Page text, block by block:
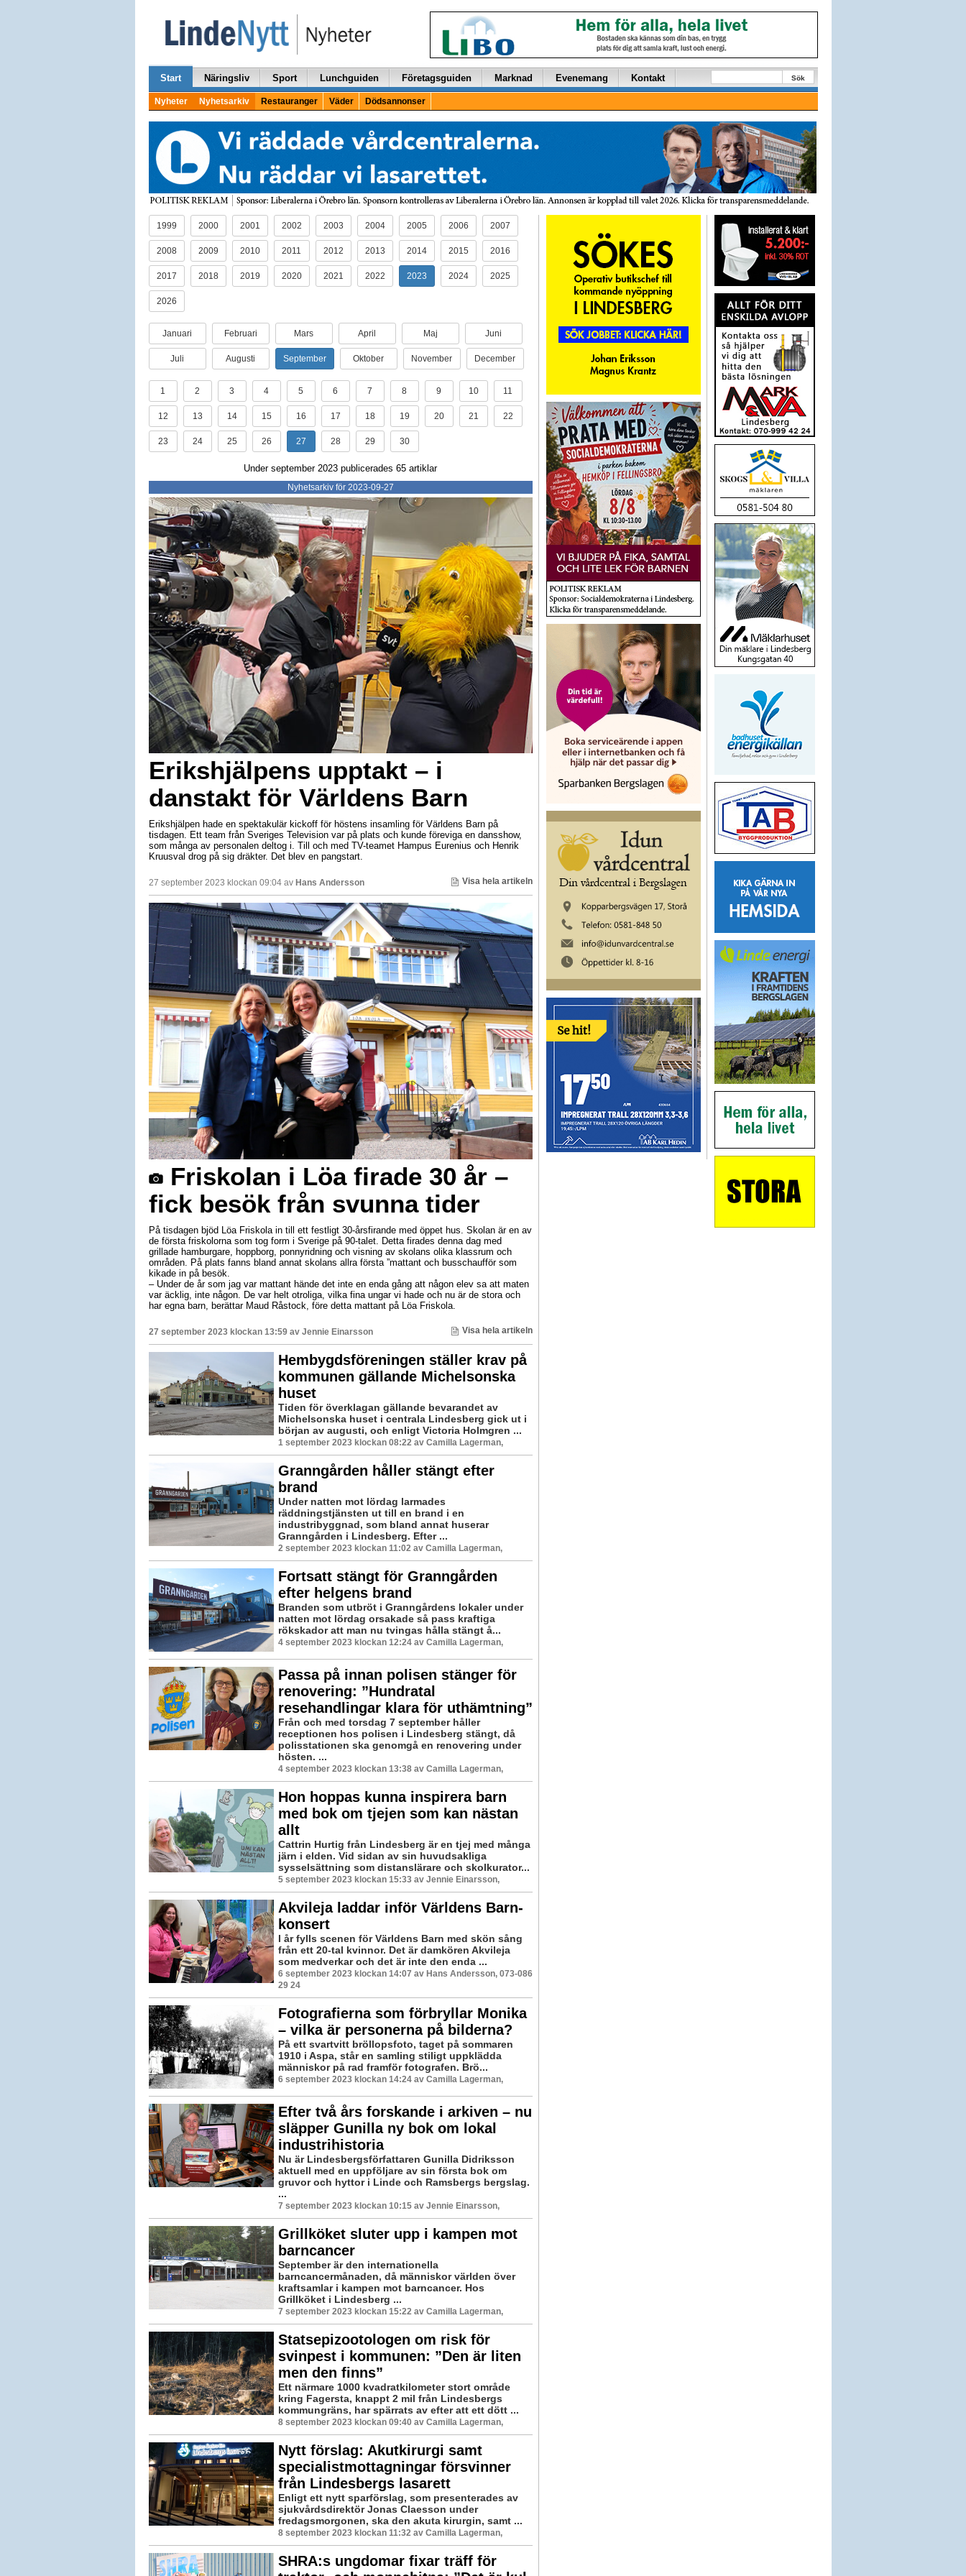
Start Näringsliv Sport Lunchguiden Företagsguiden Marknad Evenemang Kontakt Sök
Nyheter Nyhetsarkiv Restauranger Väder Dödsannonser
1999 2000 2001 2002 2003 2004 2005 2006 2007
2008 2009 2010 2011 2012 2013 2014 2015 2016
2017 2018 2019 2020 2021 2022 2023 2024 2025
2026
Januari Februari Mars April Maj Juni
Juli Augusti September Oktober November December
1 2 3 4 5 6 7 8 9 10 11
12 13 14 15 16 17 18 19 20 21 22
23 24 25 26 27 28 29 30
Under september 2023 publicerades 65 artiklar
Nyhetsarkiv för 2023-09-27
Erikshjälpens upptakt – i
danstakt för Världens Barn
Erikshjälpen hade en spektakulär kickoff för höstens insamling för Världens Barn på
tisdagen. Ett team från Sveriges Television var på plats och kunde föreviga en dansshow,
som många av personalen deltog i. Till och med TV-teamet Hampus Eurenius och Henrik
Kruusval drog på sig dräkter. Det blev en pangstart.
27 september 2023 klockan 09:04 av Hans Andersson Visa hela artikeln
Friskolan i Löa firade 30 år –
fick besök från svunna tider
På tisdagen bjöd Löa Friskola in till ett festligt 30-årsfirande med öppet hus. Skolan är en av
de första friskolorna som tog form i Sverige på 90-talet. Detta firades denna dag med
grillade hamburgare, hoppborg, ponnyridning och visning av skolans olika klassrum och
områden. På plats fanns bland annat skolans allra första ”mattant och busschaufför som
kikade in på besök.
– Under de år som jag var mattant hände det inte en enda gång att någon elev sa att maten
var äcklig, inte någon. De var helt otroliga, vilka fina ungar vi hade och nu är de stora och
har egna barn, berättar Maud Råstock, före detta mattant på Löa Friskola.
27 september 2023 klockan 13:59 av Jennie Einarsson Visa hela artikeln
Hembygdsföreningen ställer krav på
kommunen gällande Michelsonska
huset
Tiden för överklagan gällande bevarandet av
Michelsonska huset i centrala Lindesberg gick ut i
början av augusti, och enligt Victoria Holmgren ...
1 september 2023 klockan 08:22 av Camilla Lagerman,
Granngården håller stängt efter
brand
Under natten mot lördag larmades
räddningstjänsten ut till en brand i en
industribyggnad, som bland annat huserar
Granngården i Lindesberg. Efter ...
2 september 2023 klockan 11:02 av Camilla Lagerman,
Fortsatt stängt för Granngården
efter helgens brand
Branden som utbröt i Granngårdens lokaler under
natten mot lördag orsakade så pass kraftiga
rökskador att man nu tvingas hålla stängt å...
4 september 2023 klockan 12:24 av Camilla Lagerman,
Passa på innan polisen stänger för
renovering: ”Hundratal
resehandlingar klara för uthämtning”
Från och med torsdag 7 september håller
receptionen hos polisen i Lindesberg stängt, då
polisstationen ska genomgå en renovering under
hösten. ...
4 september 2023 klockan 13:38 av Camilla Lagerman,
Hon hoppas kunna inspirera barn
med bok om tjejen som kan nästan
allt
Cattrin Hurtig från Lindesberg är en tjej med många
järn i elden. Vid sidan av sin huvudsakliga
sysselsättning som distanslärare och skolkurator...
5 september 2023 klockan 15:33 av Jennie Einarsson,
Akvileja laddar inför Världens Barn-
konsert
I år fylls scenen för Världens Barn med skön sång
från ett 20-tal kvinnor. Det är damkören Akvileja
som medverkar och det är inte den enda ...
6 september 2023 klockan 14:07 av Hans Andersson, 073-086
29 24
Fotografierna som förbryllar Monika
– vilka är personerna på bilderna?
På ett svartvitt bröllopsfoto, taget på sommaren
1910 i Aspa, står en samling stiligt uppklädda
människor på rad framför fotografen. Brö...
6 september 2023 klockan 14:24 av Camilla Lagerman,
Efter två års forskande i arkiven – nu
släpper Gunilla ny bok om lokal
industrihistoria
Nu är Lindesbergsförfattaren Gunilla Didriksson
aktuell med en uppföljare av sin första bok om
gruvor och hyttor i Linde och Ramsbergs bergslag.
...
7 september 2023 klockan 10:15 av Jennie Einarsson,
Grillköket sluter upp i kampen mot
barncancer
September är den internationella
barncancermånaden, då människor världen över
kraftsamlar i kampen mot barncancer. Hos
Grillköket i Lindesberg ...
7 september 2023 klockan 15:22 av Camilla Lagerman,
Statsepizootologen om risk för
svinpest i kommunen: ”Den är liten
men den finns”
Ett närmare 1000 kvadratkilometer stort område
kring Fagersta, knappt 2 mil från Lindesbergs
kommungräns, har spärrats av efter att ett dött ...
8 september 2023 klockan 09:40 av Camilla Lagerman,
Nytt förslag: Akutkirurgi samt
specialistmottagningar försvinner
från Lindesbergs lasarett
Enligt ett nytt sparförslag, som presenterades av
sjukvårdsdirektör Jonas Claesson under
fredagsmorgonen, ska den akuta kirurgin, samt ...
8 september 2023 klockan 11:32 av Camilla Lagerman,
SHRA:s ungdomar fixar träff för